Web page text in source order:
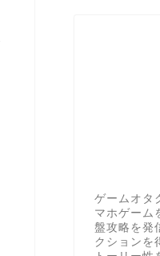
ゲームオタ
マホゲーム
盤攻略を発
クションを